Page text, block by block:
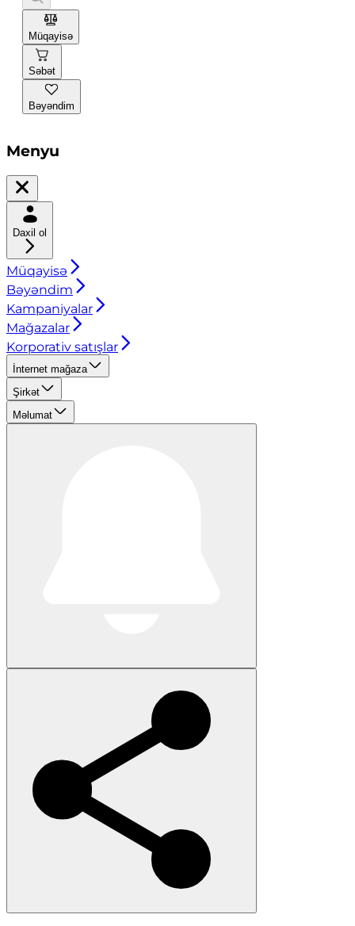
Müqayisə
Səbət
Bəyəndim
Menyu
Daxil ol
Müqayisə
Bəyəndim
Kampaniyalar
Mağazalar
Korporativ satışlar
İnternet mağaza
Şirkət
Məlumat